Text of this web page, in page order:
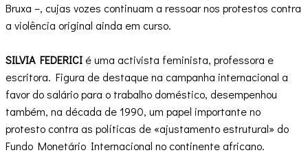
Bruxa –, cujas vozes continuam a ressoar nos protestos contra
a violência original ainda em curso.
SILVIA FEDERICI é uma activista feminista, professora e
escritora. Figura de destaque na campanha internacional a
favor do salário para o trabalho doméstico, desempenhou
também, na década de 1990, um papel importante no
protesto contra as políticas de «ajustamento estrutural» do
Fundo Monetário Internacional no continente africano.